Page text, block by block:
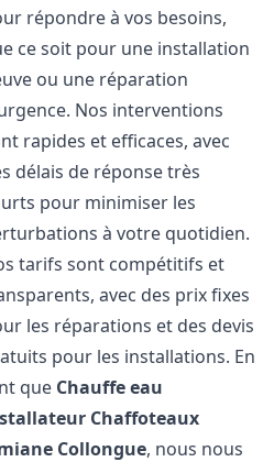
répondre à vos besoins,
ce soit pour une installation
ou une réparation
Nos interventions
rapides et efficaces, avec
délais de réponse très
pour minimiser les
à votre quotidien.
tarifs sont compétitifs et
avec des prix fixes
les réparations et des devis
pour les installations. En
que Chauffe eau
Chaffoteaux
Collongue, nous nous